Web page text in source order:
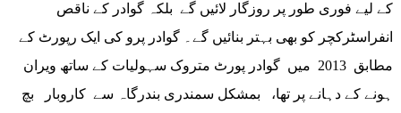
کے لیے فوری طور پر روزگار لائیں گے بلکہ گوادر کے ناقص
انفراسٹرکچر کو بھی بہتر بنائیں گے۔ گوادر پرو کی ایک رپورٹ کے
مطابق 2013 میں گوادر پورٹ متروک سہولیات کے ساتھ ویران
ہونے کے دہانے پر تھا، بمشکل سمندری بندرگاہ سے کاروبار بچ